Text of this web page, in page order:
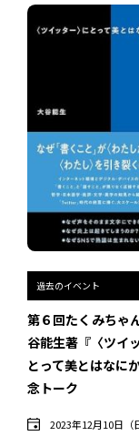
講座レポート
未分類
近日開催のイベ
イベント
オープン講座
過去のイベント・
過去のイベント
過去のオープン講
過去の展覧会
過去のイベント
第６回たくみちゃ
谷能生著『〈ツイ
とって美とはなに
念トーク
2023年12月10日（